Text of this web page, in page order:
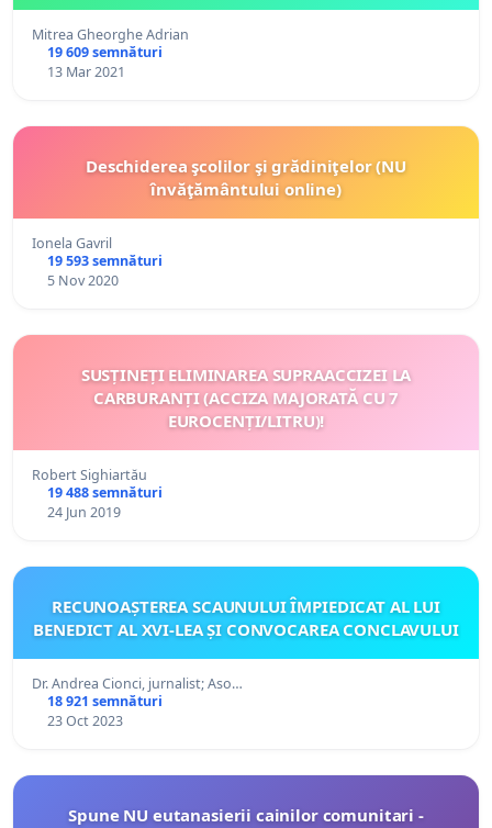
Mitrea Gheorghe Adrian
19 609 semnături
13 Mar 2021
Deschiderea şcolilor şi grădiniţelor (NU
învăţământului online)
Ionela Gavril
19 593 semnături
5 Nov 2020
SUSȚINEȚI ELIMINAREA SUPRAACCIZEI LA
CARBURANȚI (ACCIZA MAJORATĂ CU 7
EUROCENȚI/LITRU)!
Robert Sighiartău
19 488 semnături
24 Jun 2019
RECUNOAȘTEREA SCAUNULUI ÎMPIEDICAT AL LUI
BENEDICT AL XVI-LEA ȘI CONVOCAREA CONCLAVULUI
Dr. Andrea Cionci, jurnalist; Aso…
18 921 semnături
23 Oct 2023
Spune NU eutanasierii cainilor comunitari -